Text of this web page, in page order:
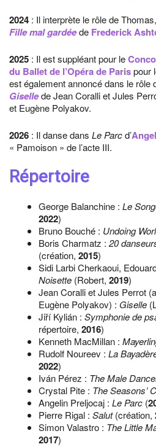
2024 : Il interprète le rôle de
Fille mal gardéede Frederick
2025 : Il est suppléant pour le
du Ballet de l’Opéra de Parispour
est également annoncé dans le rôle
Gisellede Jean Coralli et Jules
et Eugène Polyakov.
2026 : Il danse dans Le Parcd’
« Pamoison » de l’acte III.
Répertoire
George Balanchine : Le
2022)
Bruno Bouché : Undoing
Boris Charmatz : 20
(création, 2015)
Sidi Larbi Cherkaoui,
Noisette (Robert, 2019)
Jean Coralli et Jules Perrot
Eugène Polyakov) : Giselle
Jiří Kylián : Symphonie de
répertoire, 2016)
Kenneth MacMillan :
Rudolf Noureev : La
2022)
Iván Pérez : The Male
Crystal Pite : The Seasons’
Angelin Preljocaj : Le Parc (
Pierre Rigal : Salut(création,
Simon Valastro : The Little
2017)